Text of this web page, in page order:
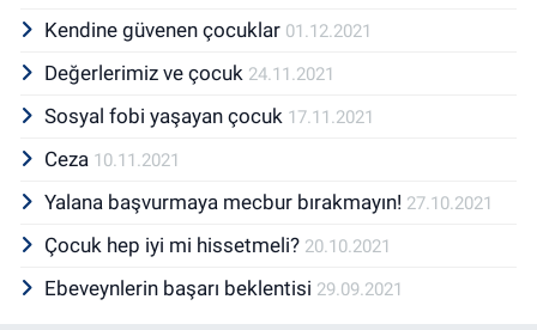
Kendine güvenen çocuklar 01.12.2021
Değerlerimiz ve çocuk 24.11.2021
Sosyal fobi yaşayan çocuk 17.11.2021
Ceza 10.11.2021
Yalana başvurmaya mecbur bırakmayın! 27.10.2021
Çocuk hep iyi mi hissetmeli? 20.10.2021
Ebeveynlerin başarı beklentisi 29.09.2021